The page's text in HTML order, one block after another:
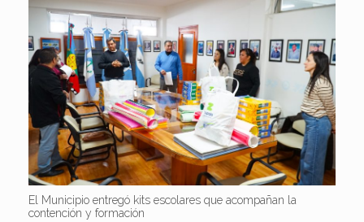
El Municipio entregó kits escolares que acompañan la
contención y formación